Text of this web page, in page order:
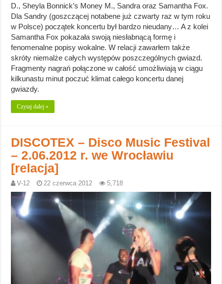
D., Sheyla Bonnick’s Money M., Sandra oraz Samantha Fox.
Dla Sandry (goszczącej notabene już czwarty raz w tym roku
w Polsce) początek koncertu był bardzo nieudany… A z kolei
Samantha Fox pokazała swoją niesłabnącą formę i
fenomenalne popisy wokalne. W relacji zawarłem także
skróty niemalże całych występów poszczególnych gwiazd.
Fragmenty nagrań połączone w całość umożliwiają w ciągu
kilkunastu minut poczuć klimat całego koncertu danej
gwiazdy.
Czytaj dalej »
DISCOTEX – Disco Music Festival
– 2.06.2012 r. we Wrocławiu
[relacja]
V-12 22 czerwca 2012 5,718